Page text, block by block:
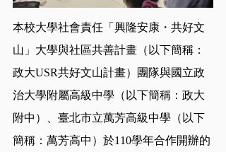
本校大學社會責任「興隆安康・共好文
山」大學與社區共善計畫（以下簡稱：
政大USR共好文山計畫）團隊與國立政
治大學附屬高級中學（以下簡稱：政大
附中）、臺北市立萬芳高級中學（以下
簡稱：萬芳高中）於110學年合作開辦的